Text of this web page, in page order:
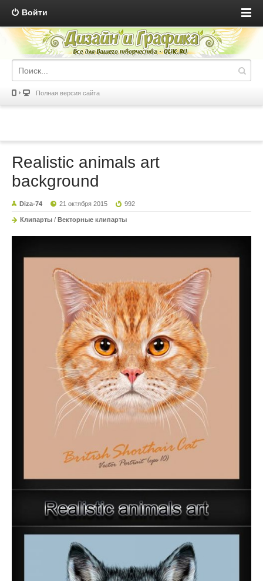
Войти
Полная версия сайта
Realistic animals art
background
Diza-74 21 октября 2015 992
Клипарты / Векторные клипарты